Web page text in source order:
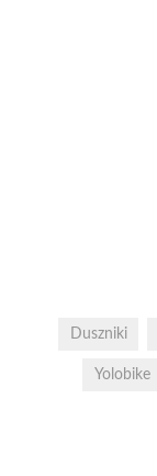
Duszniki
Yolobike